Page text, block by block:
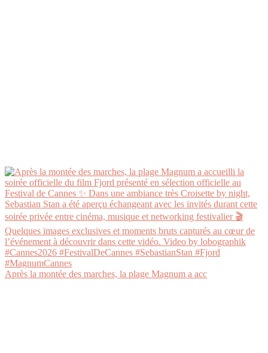
Après la montée des marches, la plage Magnum a acc